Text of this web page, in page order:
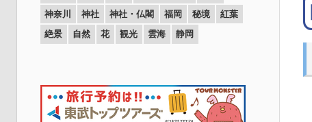
神奈川
神社 神社・仏閣 福岡 秘境
紅葉
絶景
自然 花 観光 雲海 静岡